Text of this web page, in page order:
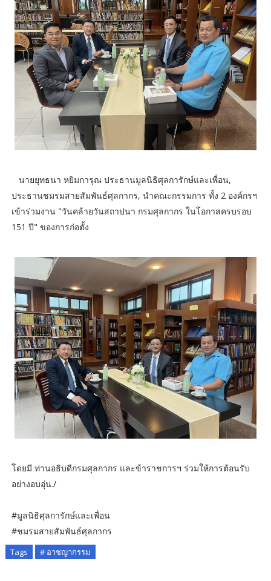
นายยุทธนา หยิมการุณ ประธานมูลนิธิศุลการักษ์และเพื่อน,
ประธานชมรมสายสัมพันธ์ศุลกากร, นำคณะกรรมการ ทั้ง 2 องค์กรฯ
เข้าร่วมงาน "วันคล้ายวันสถาปนา กรมศุลกากร ในโอกาสครบรอบ
151 ปี" ของการก่อตั้ง
โดยมี ท่านอธิบดีกรมศุลกากร และข้าราชการฯ ร่วมให้การต้อนรับ
อย่างอบอุ่น./
#มูลนิธิศุลการักษ์และเพื่อน
#ชมรมสายสัมพันธ์ศุลกากร
Tags # อาชญากรรม